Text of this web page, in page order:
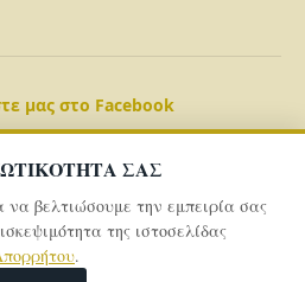
ΣΑΣ
να βελτιώσουμε την εμπειρία σας
της ιστοσελίδας
.
μας στο Facebook